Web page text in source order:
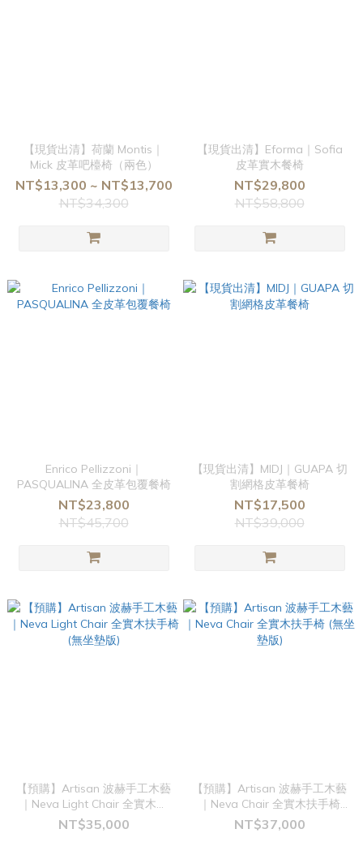
【現貨出清】荷蘭 Montis｜
Mick 皮革吧檯椅（兩色）
NT$13,300 ~ NT$13,700
NT$34,300
【現貨出清】Eforma｜Sofia
皮革實木餐椅
NT$29,800
NT$58,800
Enrico Pellizzoni｜
PASQUALINA 全皮革包覆餐椅
NT$23,800
NT$45,700
【現貨出清】MIDJ｜GUAPA 切
割網格皮革餐椅
NT$17,500
NT$39,000
【預購】Artisan 波赫手工木藝
｜Neva Light Chair 全實木扶
手椅 (無坐墊版)
NT$35,000
【預購】Artisan 波赫手工木藝
｜Neva Chair 全實木扶手椅
(無坐墊版)
NT$37,000